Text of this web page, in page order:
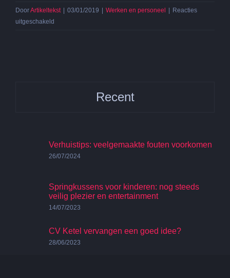
DoorArtikeltekst | 03/01/2019 | Werken en personeel | Reacties
uitgeschakeld
Recent
Verhuistips: veelgemaakte fouten voorkomen
26/07/2024
Springkussens voor kinderen: nog steeds
veilig plezier en entertainment
14/07/2023
CV Ketel vervangen een goed idee?
28/06/2023